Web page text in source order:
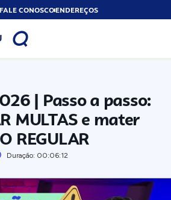
CONOSCOENDEREÇOS
Duração: 00:06:12
| Passo a passo:
MULTAS e mater
REGULAR